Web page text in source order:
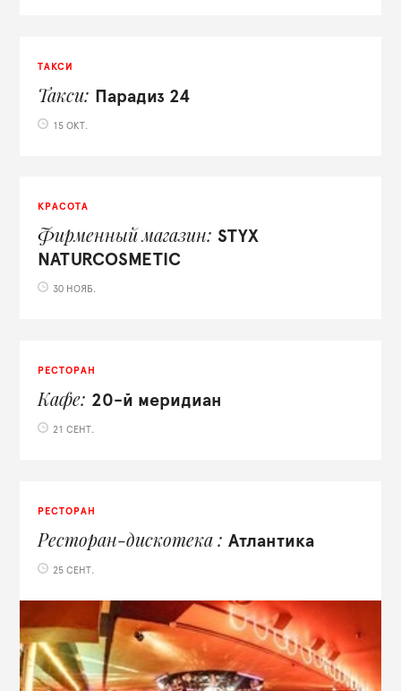
ТАКСИ
Такси Парадиз 24
15 ОКТ.
КРАСОТА
Фирменный магазин
STYX
NATURCOSMETIC
30 НОЯБ.
РЕСТОРАН
Кафе 20-й меридиан
21 СЕНТ.
РЕСТОРАН
Ресторан-дискотека Атлантика
25 СЕНТ.